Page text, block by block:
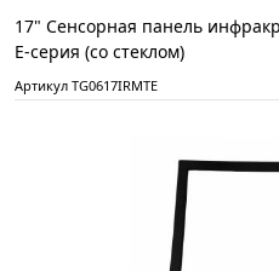
17" Сенсорная панель
E-серия (со стеклом)
Артикул TG0617IRMTE